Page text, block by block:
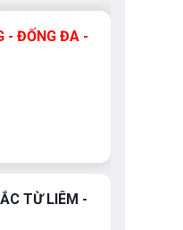
- ĐỐNG ĐA -
TỪ LIÊM -